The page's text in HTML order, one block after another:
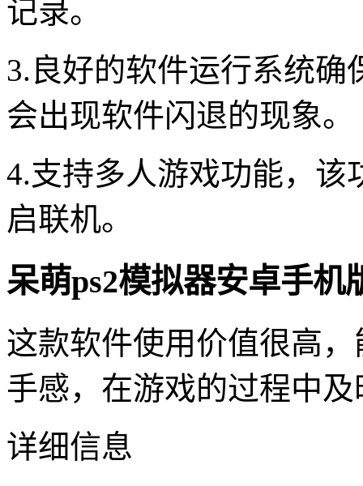
记录。
3.良好的软件运行系统
会出现软件闪退的现象。
4.支持多人游戏功能，该
启联机。
呆萌ps2模拟器安卓手机
这款软件使用价值很高
手感，在游戏的过程中
详细信息